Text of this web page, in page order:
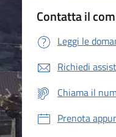
Contatta il
Leggi le
Richiedi
Chiama il
Prenota